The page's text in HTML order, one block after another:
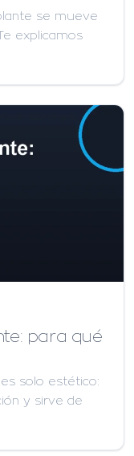
se mueve
explicamos
para qué
solo estético:
y sirve de